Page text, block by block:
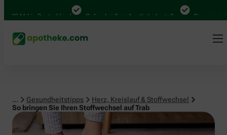
Mal in Deutschland Online bei Ihrer Apotheke bestellen Bequem
... Gesundheitstipps
Herz, Kreislauf & Stoffwechsel
So bringen Sie Ihren Stoffwechsel auf Trab
Herz, Kreislauf & Stoffwechsel